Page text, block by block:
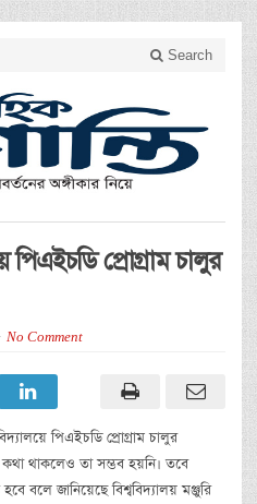
Search
পিএইচডি প্রোগ্রাম চালুর
No Comment
পিএইচডি প্রোগ্রাম চালুর
থাকলেও তা সম্ভব হয়নি। তবে
বলে জানিয়েছে বিশ্ববিদ্যালয় মঞ্জুরি